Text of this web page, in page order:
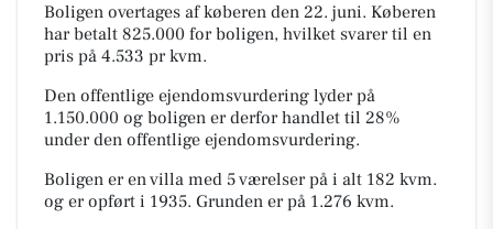
Boligen overtages af køberen den 22. juni. Køberen
har betalt 825.000 for boligen, hvilket svarer til en
pris på 4.533 pr kvm.
Den offentlige ejendomsvurdering lyder på
1.150.000 og boligen er derfor handlet til 28%
under den offentlige ejendomsvurdering.
Boligen er en villa med 5 værelser på i alt 182 kvm.
og er opført i 1935. Grunden er på 1.276 kvm.